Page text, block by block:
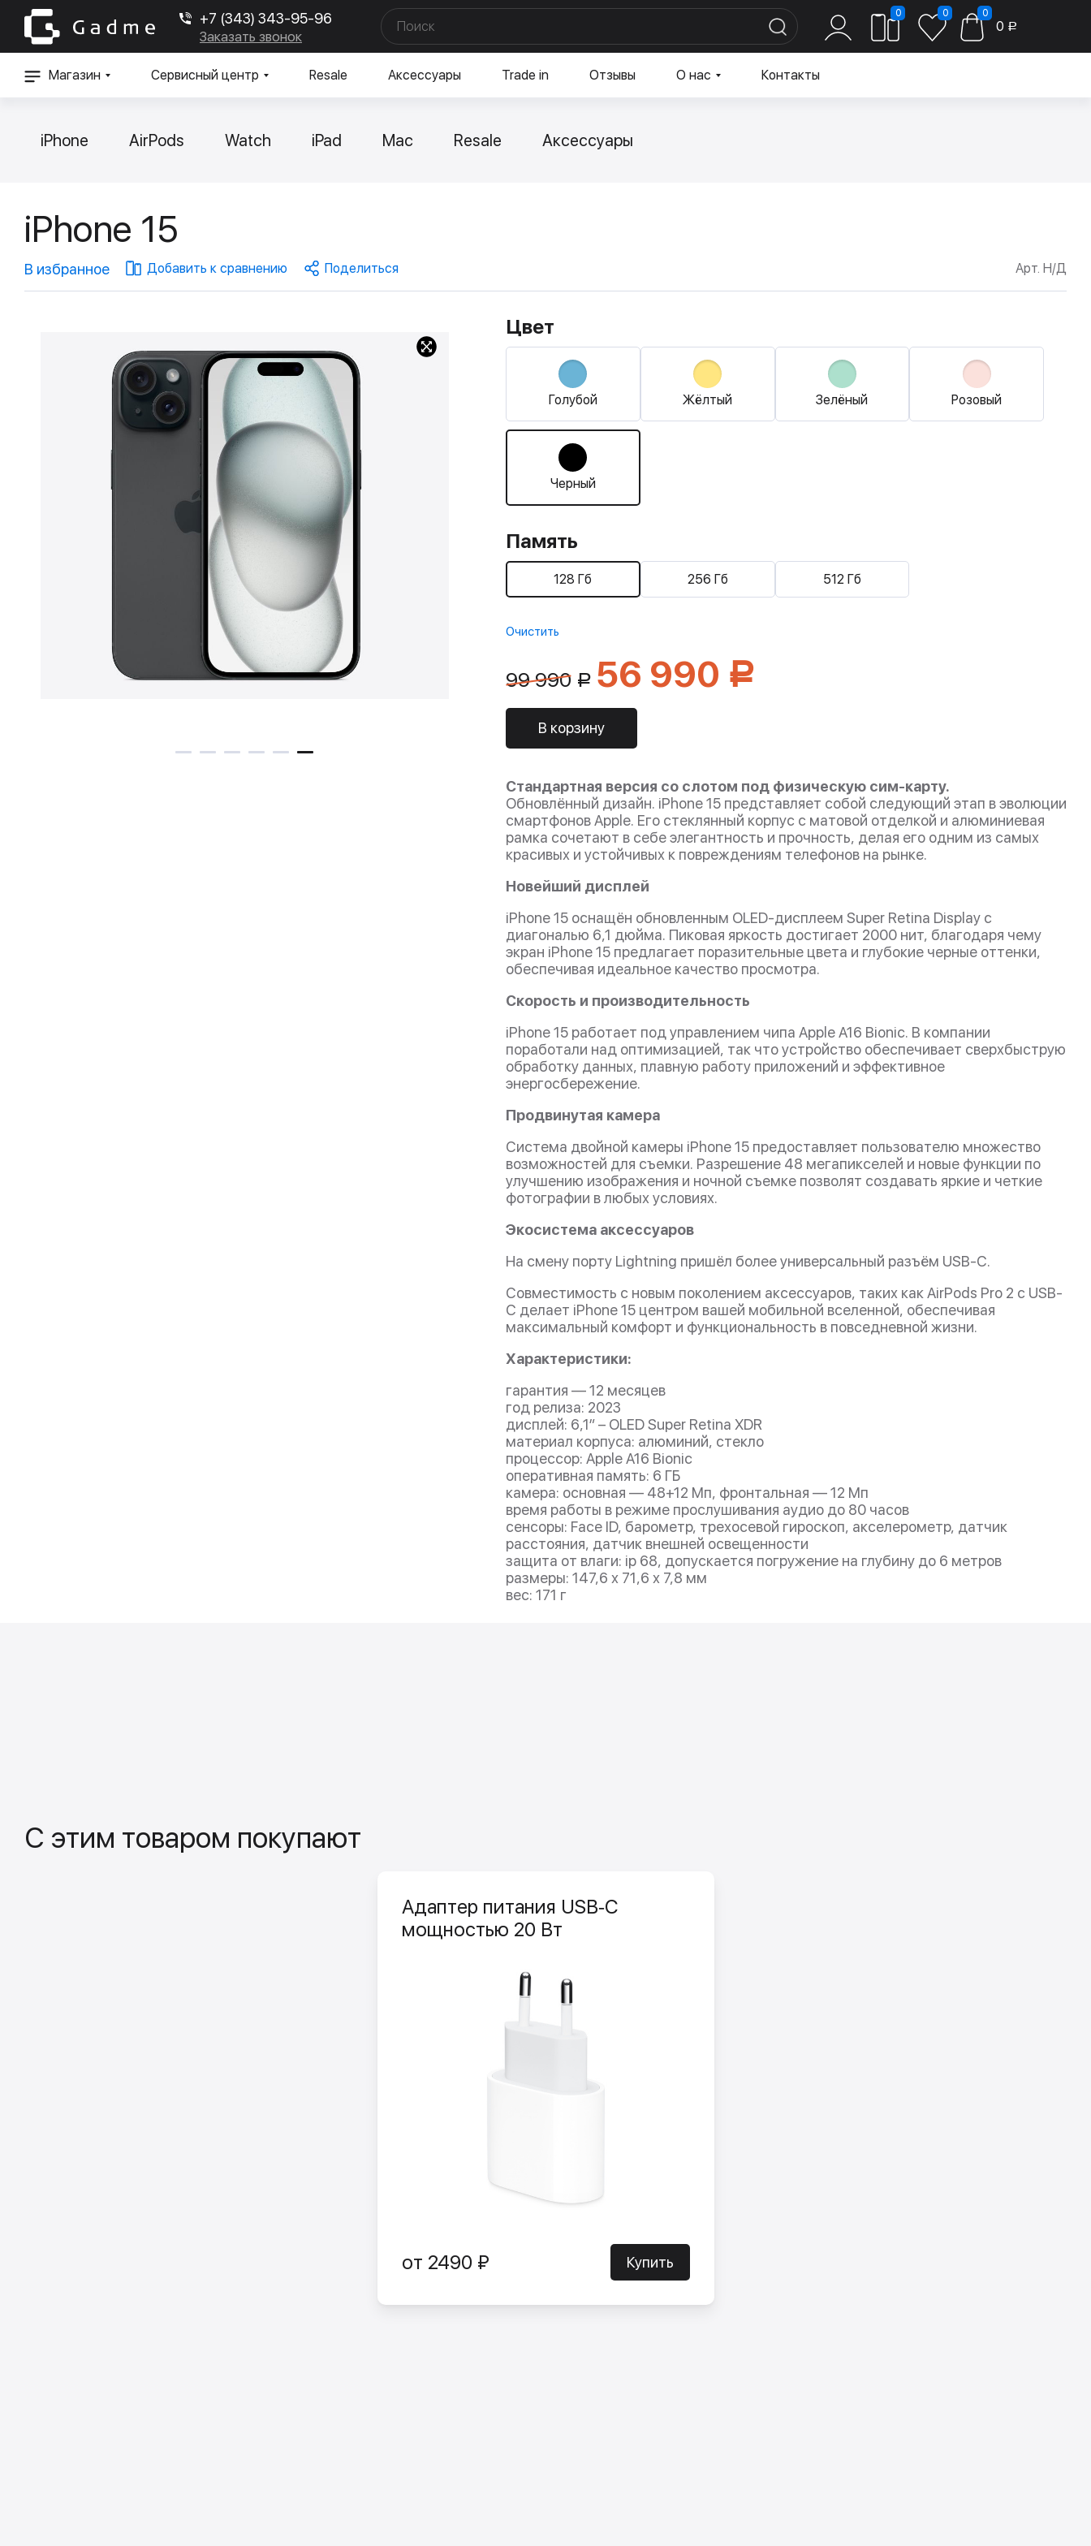
+7 (343) 343-95-96
Заказать звонок
0 0 0
0 Р
Магазин Сервисный центр Resale Аксессуары Trade in Отзывы О нас Контакты
iPhone AirPods Watch iPad Mac Resale Аксессуары
iPhone 15
В избранное Добавить к сравнению Поделиться Арт. Н/Д
Цвет
Голубой Жёлтый Зелёный Розовый
Черный
Память
128 Гб 256 Гб 512 Гб
Очистить
99 990 Р 56 990 Р
В корзину
Стандартная версия со слотом под физическую сим-карту.
Обновлённый дизайн. iPhone 15 представляет собой следующий этап в эволюции
смартфонов Apple. Его стеклянный корпус с матовой отделкой и алюминиевая
рамка сочетают в себе элегантность и прочность, делая его одним из самых
красивых и устойчивых к повреждениям телефонов на рынке.
Новейший дисплей
iPhone 15 оснащён обновленным OLED-дисплеем Super Retina Display с
диагональю 6,1 дюйма. Пиковая яркость достигает 2000 нит, благодаря чему
экран iPhone 15 предлагает поразительные цвета и глубокие черные оттенки,
обеспечивая идеальное качество просмотра.
Скорость и производительность
iPhone 15 работает под управлением чипа Apple A16 Bionic. В компании
поработали над оптимизацией, так что устройство обеспечивает сверхбыструю
обработку данных, плавную работу приложений и эффективное
энергосбережение.
Продвинутая камера
Система двойной камеры iPhone 15 предоставляет пользователю множество
возможностей для съемки. Разрешение 48 мегапикселей и новые функции по
улучшению изображения и ночной съемке позволят создавать яркие и четкие
фотографии в любых условиях.
Экосистема аксессуаров
На смену порту Lightning пришёл более универсальный разъём USB-C.
Совместимость с новым поколением аксессуаров, таких как AirPods Pro 2 с USB-
C делает iPhone 15 центром вашей мобильной вселенной, обеспечивая
максимальный комфорт и функциональность в повседневной жизни.
Характеристики:
гарантия — 12 месяцев
год релиза: 2023
дисплей: 6,1” – OLED Super Retina XDR
материал корпуса: алюминий, стекло
процессор: Apple A16 Bionic
оперативная память: 6 ГБ
камера: основная — 48+12 Мп, фронтальная — 12 Мп
время работы в режиме прослушивания аудио до 80 часов
сенсоры: Face ID, барометр, трехосевой гироскоп, акселерометр, датчик
расстояния, датчик внешней освещенности
защита от влаги: ip 68, допускается погружение на глубину до 6 метров
размеры: 147,6 х 71,6 х 7,8 мм
вес: 171 г
С этим товаром покупают
Адаптер питания USB‑C
мощностью 20 Вт
от 2490 ₽ Купить